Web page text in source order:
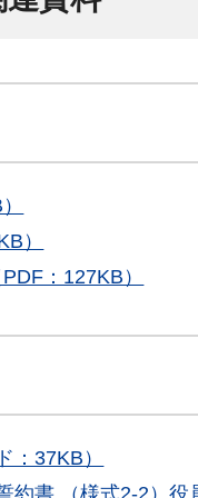
）
：127KB）
：37KB）